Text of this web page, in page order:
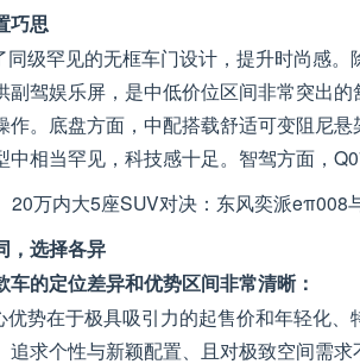
巧思
同级罕见的无框车门设计，提升时尚感
副驾娱乐屏，是中低价位区间非常突出
作。底盘方面，中配搭载舒适可变阻尼
相当罕见，科技感十足。智驾方面，
，选择各异
车的定位差异和优势区间非常清晰：
优势在于极具吸引力的起售价和年轻化
追求个性与新颖配置、且对极致空间需